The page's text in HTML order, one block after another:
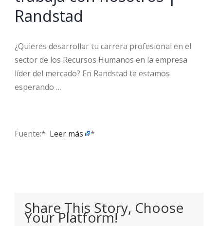
Randstad
¿Quieres desarrollar tu carrera profesional en el
sector de los Recursos Humanos en la empresa
líder del mercado? En Randstad te estamos
esperando …
Fuente:* ​ Leer más *
Share This Story, Choose
Your Platform!